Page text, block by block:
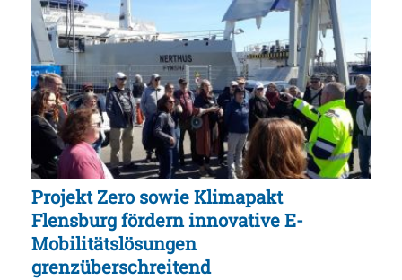
Projekt Zero sowie Klimapakt
Flensburg fördern innovative E-
Mobilitätslösungen
grenzüberschreitend